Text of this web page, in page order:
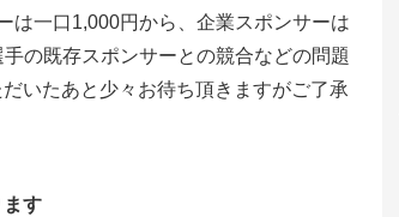
は一口1,000円から、企業スポンサーは
の既存スポンサーとの競合などの問題
いたあと少々お待ち頂きますがご了承
す